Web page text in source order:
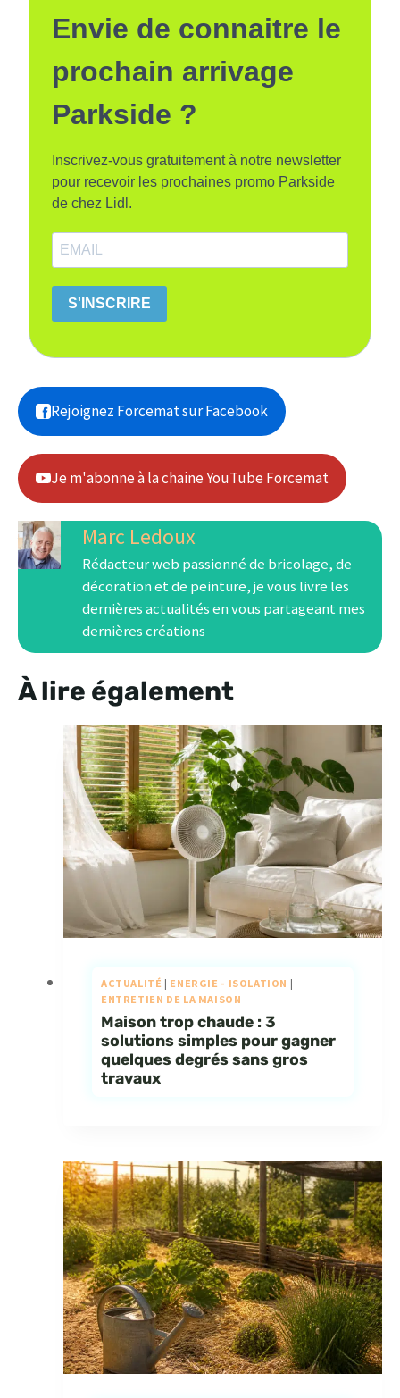
Envie de connaitre le
prochain arrivage
Parkside ?
Inscrivez-vous gratuitement à notre newsletter
pour recevoir les prochaines promo Parkside
de chez Lidl.
S'INSCRIRE
Rejoignez Forcemat sur Facebook
Je m'abonne à la chaine YouTube Forcemat
Marc Ledoux
Rédacteur web passionné de bricolage, de
décoration et de peinture, je vous livre les
dernières actualités en vous partageant mes
dernières créations
À lire également
ACTUALITÉ | ENERGIE - ISOLATION |
ENTRETIEN DE LA MAISON
Maison trop chaude : 3
solutions simples pour gagner
quelques degrés sans gros
travaux